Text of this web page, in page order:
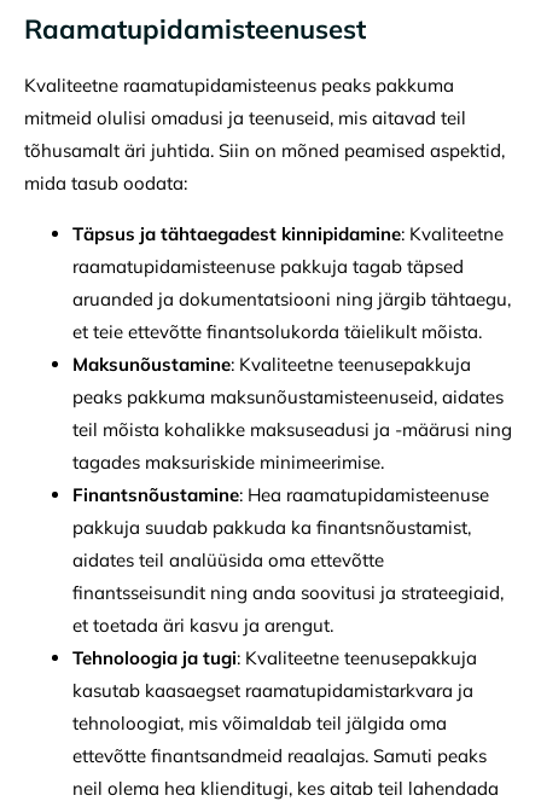
Raamatupidamisteenusest
Kvaliteetne raamatupidamisteenus peaks pakkuma
mitmeid olulisi omadusi ja teenuseid, mis aitavad teil
tõhusamalt äri juhtida. Siin on mõned peamised aspektid,
mida tasub oodata:
Täpsus ja tähtaegadest kinnipidamine: Kvaliteetne
raamatupidamisteenuse pakkuja tagab täpsed
aruanded ja dokumentatsiooni ning järgib tähtaegu,
et teie ettevõtte finantsolukorda täielikult mõista.
Maksunõustamine: Kvaliteetne teenusepakkuja
peaks pakkuma maksunõustamisteenuseid, aidates
teil mõista kohalikke maksuseadusi ja -määrusi ning
tagades maksuriskide minimeerimise.
Finantsnõustamine: Hea raamatupidamisteenuse
pakkuja suudab pakkuda ka finantsnõustamist,
aidates teil analüüsida oma ettevõtte
finantsseisundit ning anda soovitusi ja strateegiaid,
et toetada äri kasvu ja arengut.
Tehnoloogia ja tugi: Kvaliteetne teenusepakkuja
kasutab kaasaegset raamatupidamistarkvara ja
tehnoloogiat, mis võimaldab teil jälgida oma
ettevõtte finantsandmeid reaalajas. Samuti peaks
neil olema hea klienditugi, kes aitab teil lahendada